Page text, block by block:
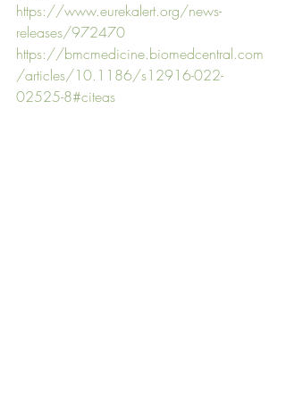
https://www.eurekalert.org/news-
releases/972470
https://bmcmedicine.biomedcentral.com
/articles/10.1186/s12916-022-
02525-8#citeas